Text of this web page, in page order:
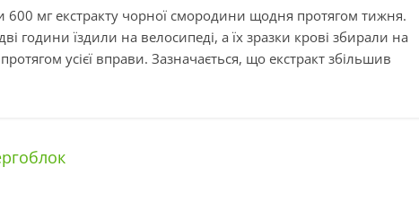
мг екстракту чорної смородини щодня протягом тижня.
години їздили на велосипеді, а їх зразки крові збирали на
усієї вправи. Зазначається, що екстракт збільшив